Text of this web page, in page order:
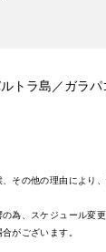
トラ島／ガラ
その他の理由により
為、スケジュール変更
がございます。